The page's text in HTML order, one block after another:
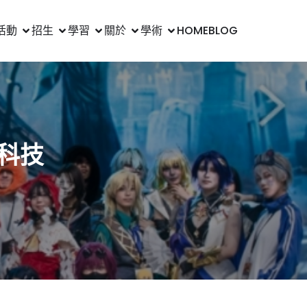
動 招生 學習 關於 學術 HOMEBLOG
技